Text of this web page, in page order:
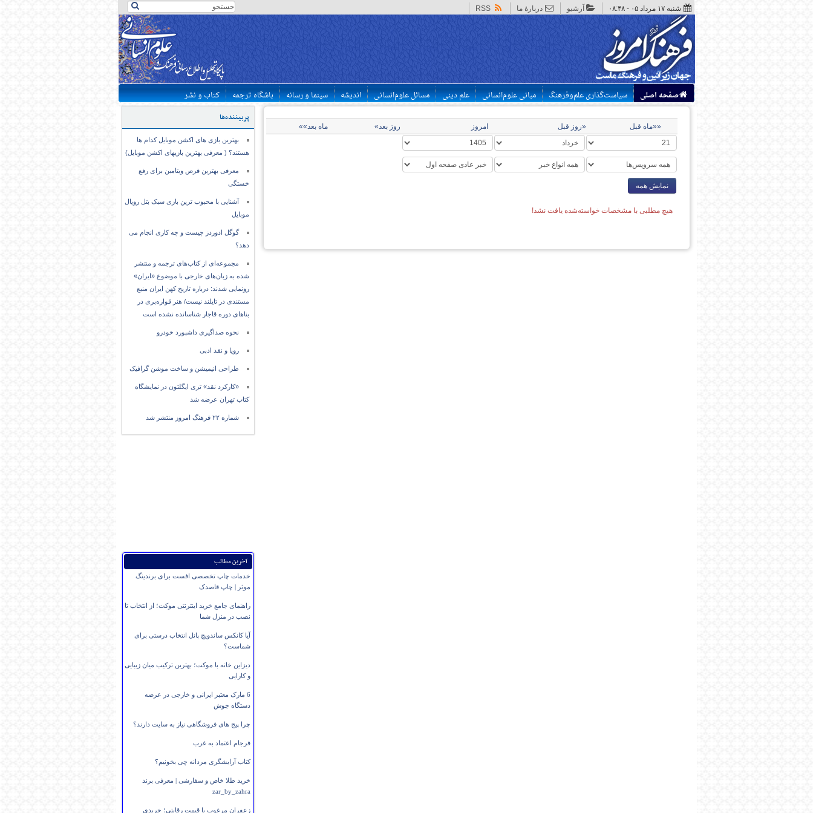
شنبه ۱۷ مرداد ۰۵ - ۰۸:۴۸ آرشیو دربارهٔ ما RSS
صفحه اصلی سیاست‌گذاری علم‌وفرهنگ مبانی علوم‌انسانی علم دینی مسائل علوم‌انسانی اندیشه سینما و رسانه باشگاه ترجمه کتاب و نشر
پربیننده‌ها
بهترین بازی های اکشن موبایل کدام ها
هستند؟ ( معرفی بهترین بازیهای اکشن موبایل)
معرفی بهترین قرص ویتامین برای رفع
خستگی
آشنایی با محبوب ترین بازی سبک بتل رویال
موبایل
گوگل ادوردز چیست و چه کاری انجام می
دهد؟
مجموعه‌ای از کتاب‌های ترجمه و منتشر
شده به زبان‌های خارجی با موضوع «ایران»
رونمایی شدند: درباره تاریخ کهن ایران منبع
مستندی در تایلند نیست/ هنر قواره‌بری در
بناهای دوره قاجار شناسانده نشده است
نحوه صداگیری داشبورد خودرو
رویا و نقد ادبی
طراحی انیمیشن و ساخت موشن گرافیک
«کارکرد نقد» تری ایگلتون در نمایشگاه
کتاب تهران عرضه شد
شماره ۲۲ فرهنگ امروز منتشر شد
آخرین مطالب
خدمات چاپ تخصصی افست برای برندینگ
موثر | چاپ قاصدک
راهنمای جامع خرید اینترنتی موکت؛ از انتخاب تا
نصب در منزل شما
آیا کانکس ساندویچ پانل انتخاب درستی برای
شماست؟
دیزاین خانه با موکت؛ بهترین ترکیب میان زیبایی
و کارایی
6 مارک معتبر ایرانی و خارجی در عرضه
دستگاه جوش
چرا پیج های فروشگاهی نیاز به سایت دارند؟
فرجام اعتماد به غرب
کتاب آرایشگری مردانه چی بخونیم؟
خرید طلا خاص و سفارشی | معرفی برند
zar_by_zahra
زعفران مرغوب با قیمت رقابتی؛ خریدی
««ماه قبل «روز قبل امروز روز بعد» ماه بعد»»
نمایش همه
هیچ مطلبی با مشخصات خواسته‌شده یافت نشد!